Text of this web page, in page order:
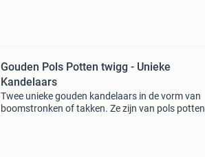
Gouden Pols Potten twigg - Unieke
Kandelaars
Twee unieke gouden kandelaars in de vorm van
boomstronken of takken. Ze zijn van pols potten